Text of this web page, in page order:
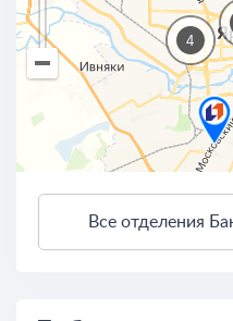
4
Все отделения